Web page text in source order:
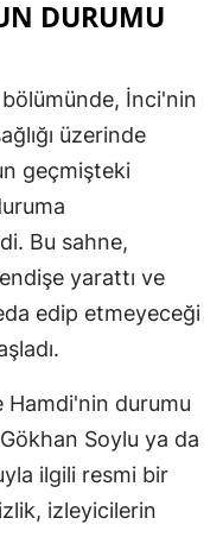
İstanbul
Kars
Kırklareli
Konya
Kütahya
DURUMU
İnci'nin
üzerinde
geçmişteki
Bu sahne,
yarattı ve
edip etmeyeceği
Hamdi'nin durumu
Soylu ya da
ilgili resmi bir
izleyicilerin